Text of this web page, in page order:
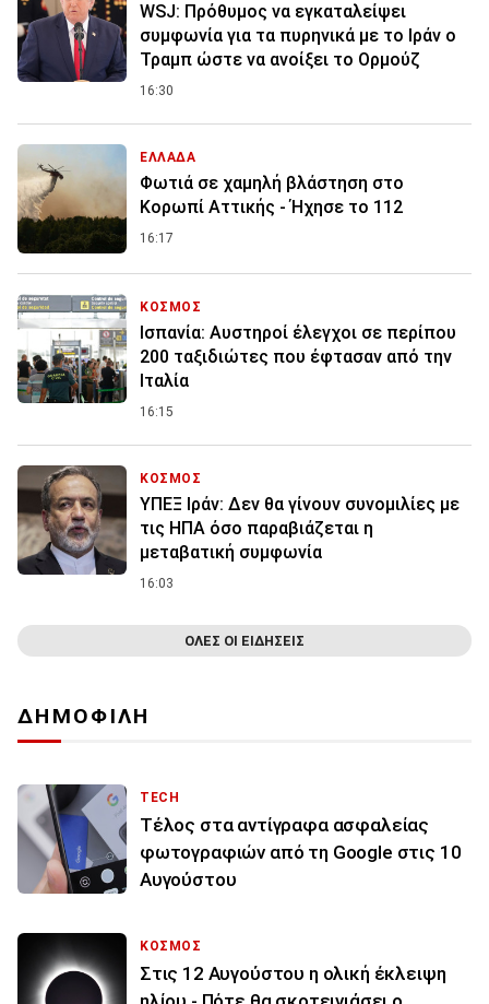
WSJ: Πρόθυμος να εγκαταλείψει
συμφωνία για τα πυρηνικά με το Ιράν ο
Τραμπ ώστε να ανοίξει το Ορμούζ
16:30
ΕΛΛΑΔΑ
Φωτιά σε χαμηλή βλάστηση στο
Κορωπί Αττικής - Ήχησε το 112
16:17
ΚΟΣΜΟΣ
Ισπανία: Aυστηροί έλεγχοι σε περίπου
200 ταξιδιώτες που έφτασαν από την
Ιταλία
16:15
ΚΟΣΜΟΣ
ΥΠΕΞ Ιράν: Δεν θα γίνουν συνομιλίες με
τις ΗΠΑ όσο παραβιάζεται η
μεταβατική συμφωνία
16:03
ΟΛΕΣ ΟΙ ΕΙΔΗΣΕΙΣ
ΔΗΜΟΦΙΛΗ
TECH
Τέλος στα αντίγραφα ασφαλείας
φωτογραφιών από τη Google στις 10
Αυγούστου
ΚΟΣΜΟΣ
Στις 12 Αυγούστου η ολική έκλειψη